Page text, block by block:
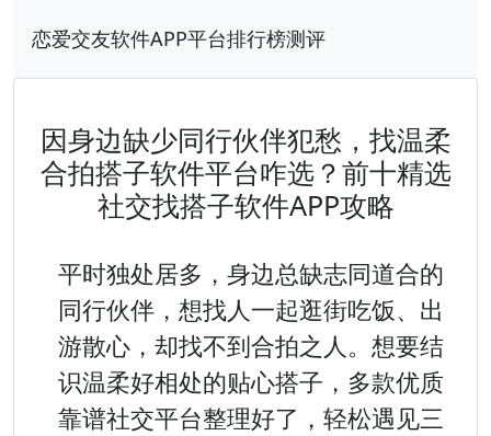
恋爱交友软件APP平台排行榜测评
因身边缺少同行伙伴犯愁，找温柔
合拍搭子软件平台咋选？前十精选
社交找搭子软件APP攻略
平时独处居多，身边总缺志同道合的
同行伙伴，想找人一起逛街吃饭、出
游散心，却找不到合拍之人。想要结
识温柔好相处的贴心搭子，多款优质
靠谱社交平台整理好了，轻松遇见三